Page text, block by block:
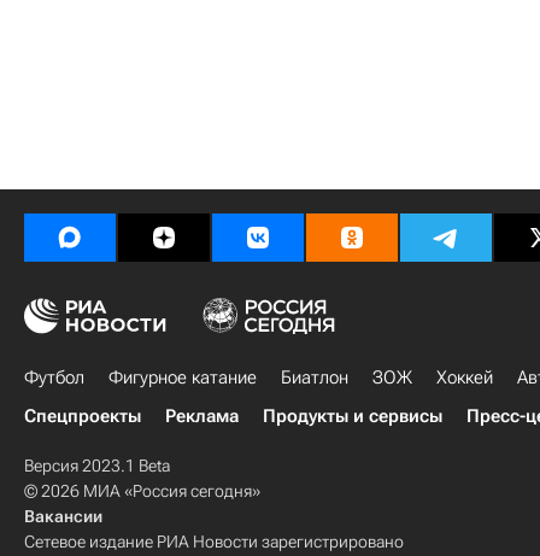
Футбол Фигурное катание Биатлон ЗОЖ Хоккей
Спецпроекты
Реклама Продукты и сервисы Пресс-
Версия 2023.1 Beta
© 2026 МИА «Россия сегодня»
Вакансии
Сетевое издание РИА Новости зарегистрировано